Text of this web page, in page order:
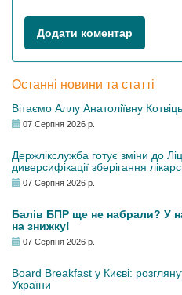
Додати коментар
Останні новини та статті
Вітаємо Аллу Анатоліївну
07 Серпня 2026 р.
Держлікслужба готує зміни до
диверсифікації зберігання
07 Серпня 2026 р.
Балів БПР ще не набрали? У
на знижку!
07 Серпня 2026 р.
Board Breakfast у Києві:
України